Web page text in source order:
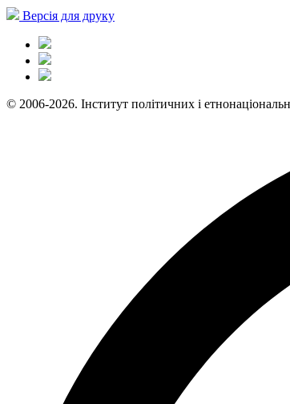
Версія для друку
© 2006-2026. Інститут політичних і